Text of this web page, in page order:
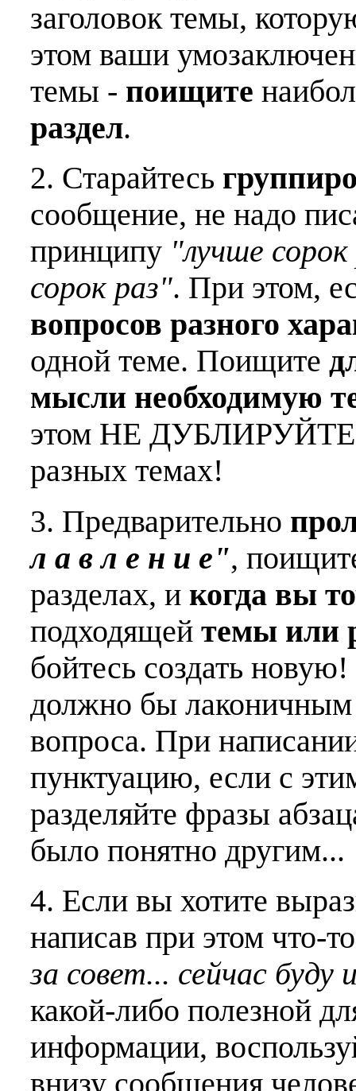
заголовок темы,
этом ваши
темы - поищите
раздел.
2. Старайтесь
сообщение, не надо
принципу "лучше
сорок раз". При этом,
вопросов разного
одной теме. Поищите
мысли необходимую
этом НЕ ДУБЛИРУЙТЕ
разных темах!
3. Предварительно
л а в л е н и е",
разделах, и когда вы
подходящей темы или
бойтесь создать
должно бы лаконичным
вопроса. При
пунктуацию, если с
разделяйте фразы
было понятно другим...
4. Если вы хотите
написав при этом что-
за совет... сейчас буду
какой-либо полезной
информации,
внизу сообщения